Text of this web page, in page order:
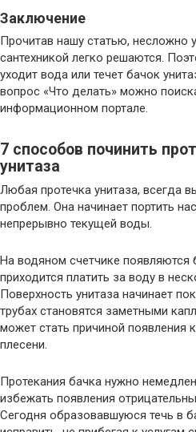
Заключение
Прочитав нашу статью, несложно
сантехникой легко решаются.
уходит вода или течет бачок
вопрос «Что делать» можно
информационном портале.
7 способов починить
унитаза
Любая протечка унитаза, всегда
проблем. Она начинает портить
непрерывно текущей воды.
На водяном счетчике
приходится платить за воду в
Поверхность унитаза начинает
трубах становятся заметными
может стать причиной появления
плесени.
Протекания бачка нужно
избежать появления
Сегодня образовавшуюся течь в